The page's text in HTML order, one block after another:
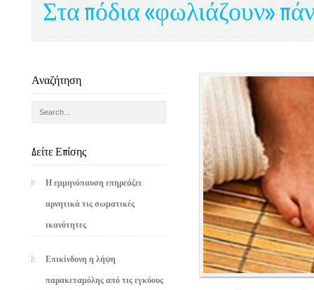
Στα πόδια «φωλιάζουν»
Αναζήτηση
Δείτε Επίσης
Η εμμηνόπαυση επηρεάζει
αρνητικά τις σωματικές
ικανότητες
Επικίνδυνη η λήψη
παρακεταμόλης από τις εγκύους